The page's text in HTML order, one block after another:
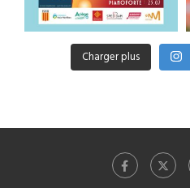
Charger plus